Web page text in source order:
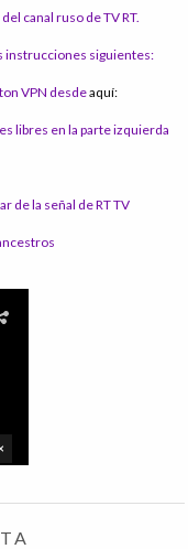
canal ruso de TV RT.
instrucciones siguientes:
VPN desdeaquí:
libres en la parte izquierda
de la señal de RT TV